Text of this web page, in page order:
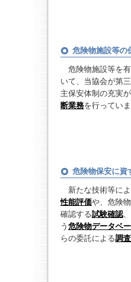
危険物施設等の
危険物施設等を
いて、当協会が第
主保安体制の充実
断業務を行っていま
危険物保安に資
新たな技術等に
性能評価や、危険
確認する試験確認
う 危険物データベ
らの委託による調